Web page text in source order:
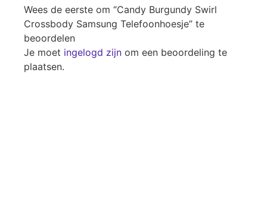
Wees de eerste om “Candy Burgundy Swirl
Crossbody Samsung Telefoonhoesje” te
beoordelen
Je moet ingelogd zijn om een beoordeling te
plaatsen.